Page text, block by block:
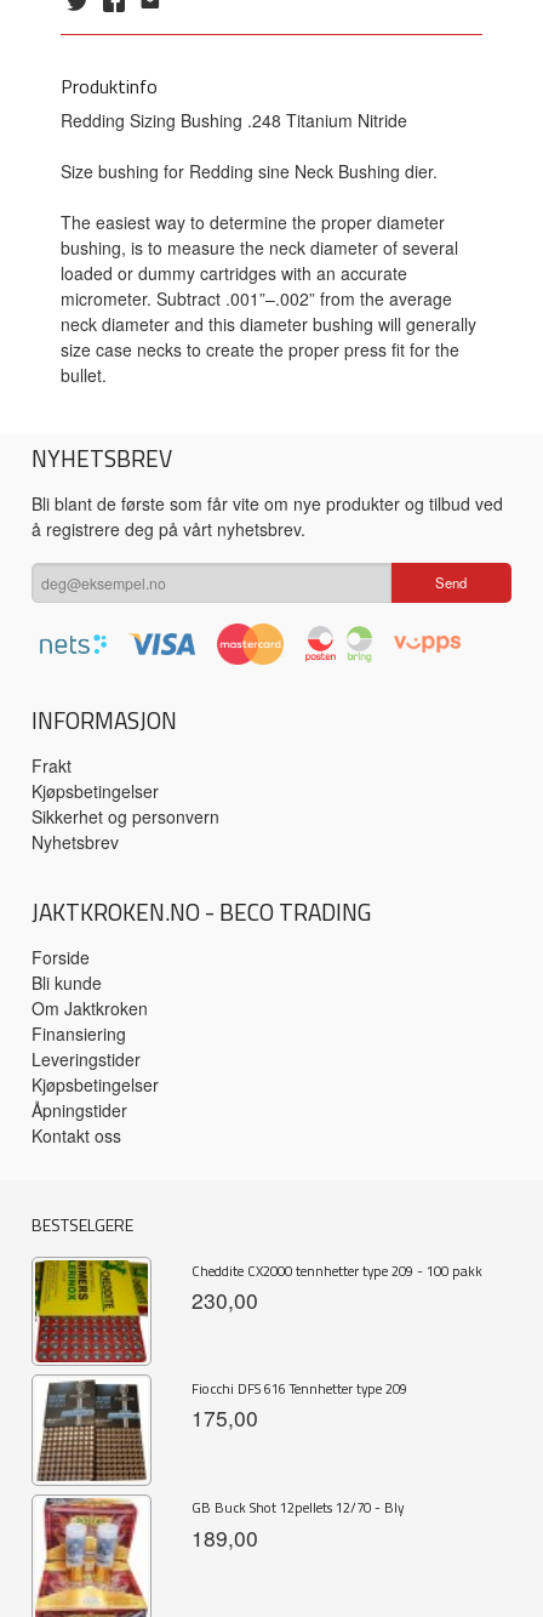
Produktinfo
Redding Sizing Bushing .248 Titanium Nitride
Size bushing for Redding sine Neck Bushing dier.
The easiest way to determine the proper diameter
bushing, is to measure the neck diameter of several
loaded or dummy cartridges with an accurate
micrometer. Subtract .001”–.002” from the average
neck diameter and this diameter bushing will generally
size case necks to create the proper press fit for the
bullet.
NYHETSBREV
Bli blant de første som får vite om nye produkter og tilbud ved
å registrere deg på vårt nyhetsbrev.
INFORMASJON
Frakt
Kjøpsbetingelser
Sikkerhet og personvern
Nyhetsbrev
JAKTKROKEN.NO - BECO TRADING
Forside
Bli kunde
Om Jaktkroken
Finansiering
Leveringstider
Kjøpsbetingelser
Åpningstider
Kontakt oss
BESTSELGERE
Cheddite CX2000 tennhetter type 209 - 100 pakk
230,00
Fiocchi DFS 616 Tennhetter type 209
175,00
GB Buck Shot 12pellets 12/70 - Bly
189,00